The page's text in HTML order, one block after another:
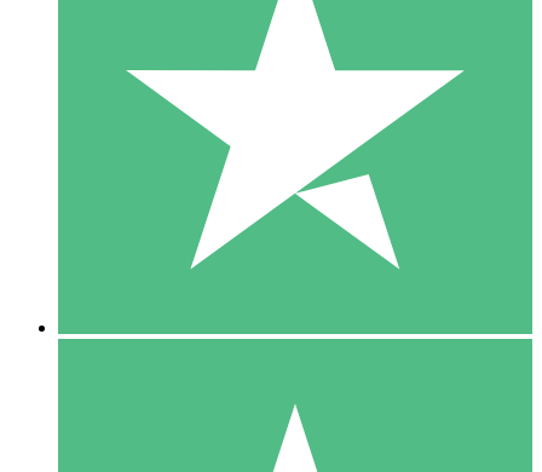
Individuelle Credit-Pakete
Zahlen Sie nach Bedarf mit Download-Credits. Keine
monatliche Verpflichtung erforderlich.
10 00
10 Downloads
20 00